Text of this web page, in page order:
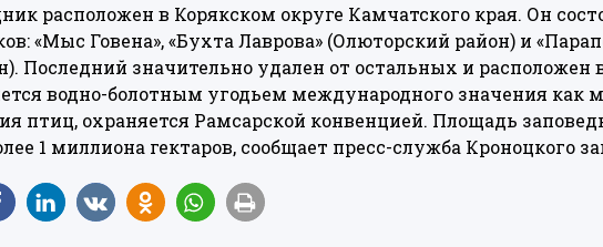
расположен в Корякском округе Камчатского края. Он
«Мыс Говена», «Бухта Лаврова» (Олюторский район) и
Последний значительно удален от остальных и расположен
водно-болотным угодьем международного значения как
птиц, охраняется Рамсарской конвенцией. Площадь
1 миллиона гектаров, сообщает пресс-служба Кроноцкого